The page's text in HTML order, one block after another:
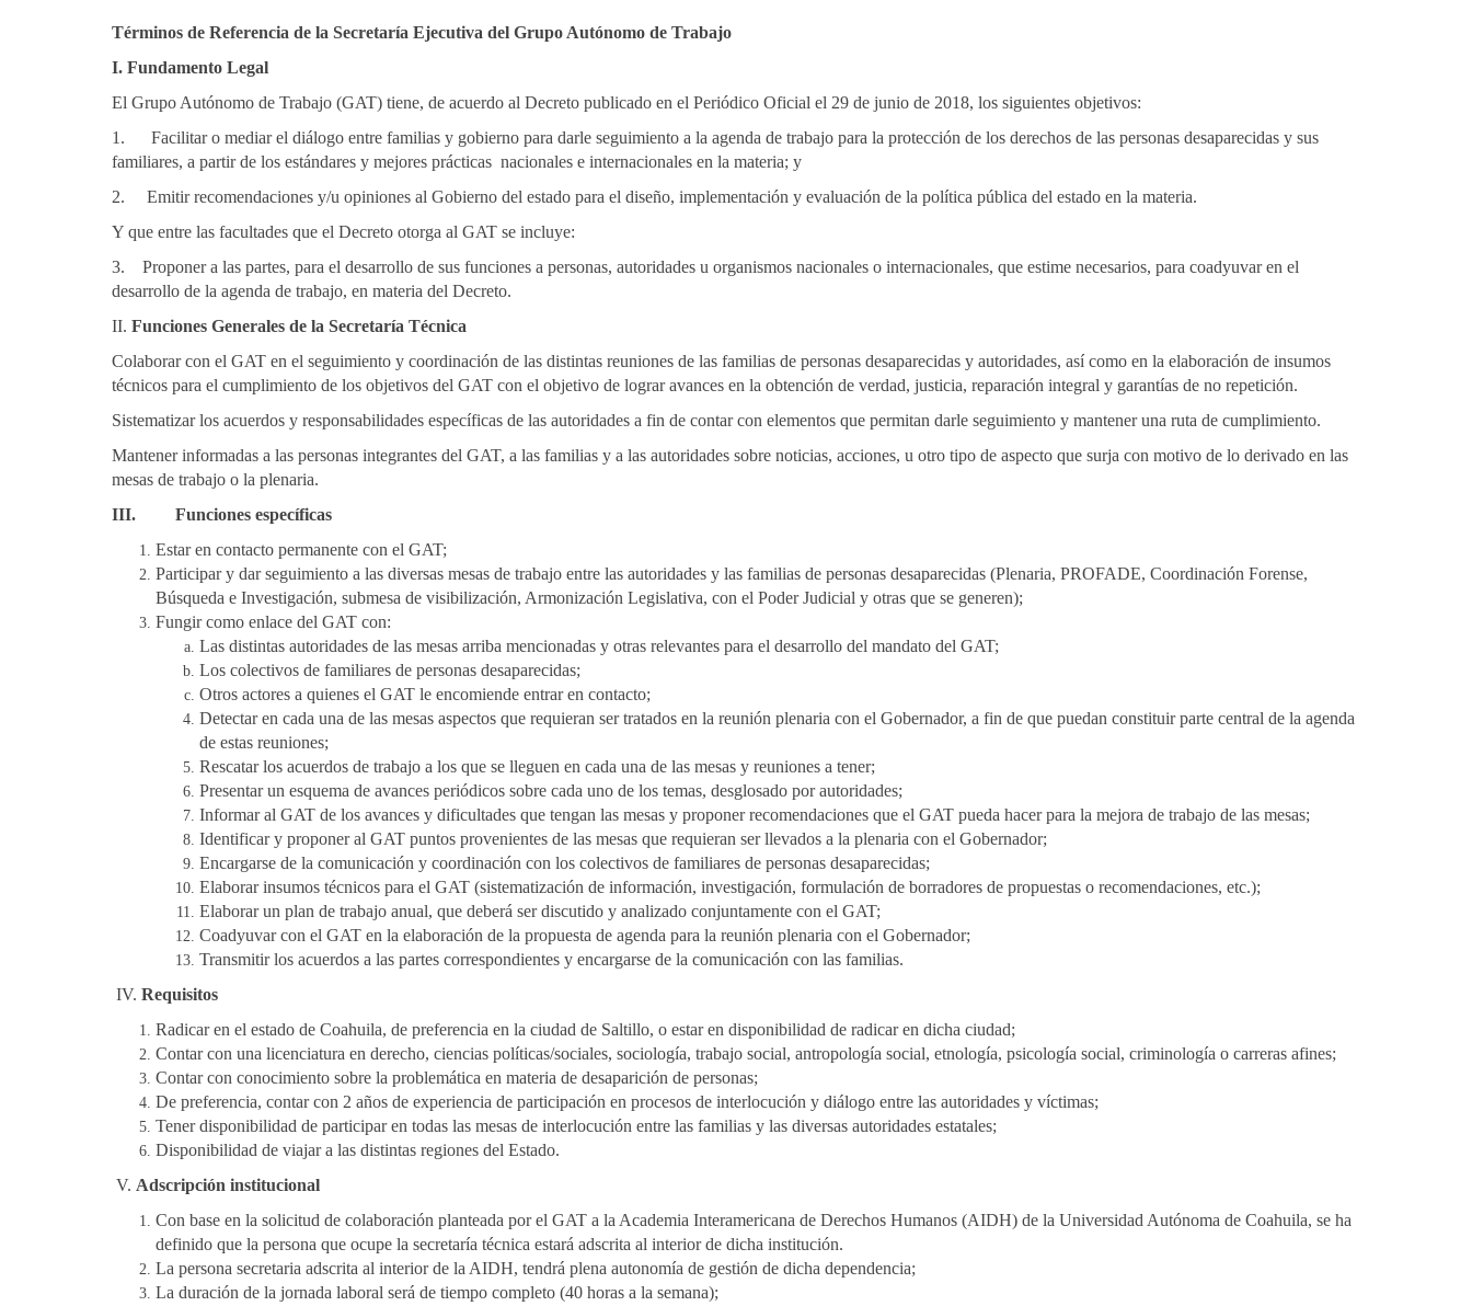
Términos de Referencia de la Secretaría Ejecutiva del Grupo Autónomo de Trabajo
I. Fundamento Legal
El Grupo Autónomo de Trabajo (GAT) tiene, de acuerdo al Decreto publicado en el Periódico Oficial el 29 de junio de 2018, los siguientes objetivos:
1.
Facilitar o mediar el diálogo entre familias y gobierno para darle seguimiento a la agenda de trabajo para la protección de los derechos de las personas desaparecidas y sus
familiares, a partir de los estándares y mejores prácticas nacionales e internacionales en la materia; y
2.
Emitir recomendaciones y/u opiniones al Gobierno del estado para el diseño, implementación y evaluación de la política pública del estado en la materia.
Y que entre las facultades que el Decreto otorga al GAT se incluye:
3.
Proponer a las partes, para el desarrollo de sus funciones a personas, autoridades u organismos nacionales o internacionales, que estime necesarios, para coadyuvar en el
desarrollo de la agenda de trabajo, en materia del Decreto.
II. Funciones Generales de la Secretaría Técnica
Colaborar con el GAT en el seguimiento y coordinación de las distintas reuniones de las familias de personas desaparecidas y autoridades, así como en la elaboración de insumos
técnicos para el cumplimiento de los objetivos del GAT con el objetivo de lograr avances en la obtención de verdad, justicia, reparación integral y garantías de no repetición.
Sistematizar los acuerdos y responsabilidades específicas de las autoridades a fin de contar con elementos que permitan darle seguimiento y mantener una ruta de cumplimiento.
Mantener informadas a las personas integrantes del GAT, a las familias y a las autoridades sobre noticias, acciones, u otro tipo de aspecto que surja con motivo de lo derivado en las
mesas de trabajo o la plenaria.
III.
Funciones específicas
Estar en contacto permanente con el GAT;
Participar y dar seguimiento a las diversas mesas de trabajo entre las autoridades y las familias de personas desaparecidas (Plenaria, PROFADE, Coordinación Forense,
Búsqueda e Investigación, submesa de visibilización, Armonización Legislativa, con el Poder Judicial y otras que se generen);
Fungir como enlace del GAT con:
Las distintas autoridades de las mesas arriba mencionadas y otras relevantes para el desarrollo del mandato del GAT;
Los colectivos de familiares de personas desaparecidas;
Otros actores a quienes el GAT le encomiende entrar en contacto;
Detectar en cada una de las mesas aspectos que requieran ser tratados en la reunión plenaria con el Gobernador, a fin de que puedan constituir parte central de la agenda
de estas reuniones;
Rescatar los acuerdos de trabajo a los que se lleguen en cada una de las mesas y reuniones a tener;
Presentar un esquema de avances periódicos sobre cada uno de los temas, desglosado por autoridades;
Informar al GAT de los avances y dificultades que tengan las mesas y proponer recomendaciones que el GAT pueda hacer para la mejora de trabajo de las mesas;
Identificar y proponer al GAT puntos provenientes de las mesas que requieran ser llevados a la plenaria con el Gobernador;
Encargarse de la comunicación y coordinación con los colectivos de familiares de personas desaparecidas;
Elaborar insumos técnicos para el GAT (sistematización de información, investigación, formulación de borradores de propuestas o recomendaciones, etc.);
Elaborar un plan de trabajo anual, que deberá ser discutido y analizado conjuntamente con el GAT;
Coadyuvar con el GAT en la elaboración de la propuesta de agenda para la reunión plenaria con el Gobernador;
Transmitir los acuerdos a las partes correspondientes y encargarse de la comunicación con las familias.
IV. Requisitos
Radicar en el estado de Coahuila, de preferencia en la ciudad de Saltillo, o estar en disponibilidad de radicar en dicha ciudad;
Contar con una licenciatura en derecho, ciencias políticas/sociales, sociología, trabajo social, antropología social, etnología, psicología social, criminología o carreras afines;
Contar con conocimiento sobre la problemática en materia de desaparición de personas;
De preferencia, contar con 2 años de experiencia de participación en procesos de interlocución y diálogo entre las autoridades y víctimas;
Tener disponibilidad de participar en todas las mesas de interlocución entre las familias y las diversas autoridades estatales;
Disponibilidad de viajar a las distintas regiones del Estado.
V. Adscripción institucional
Con base en la solicitud de colaboración planteada por el GAT a la Academia Interamericana de Derechos Humanos (AIDH) de la Universidad Autónoma de Coahuila, se ha
definido que la persona que ocupe la secretaría técnica estará adscrita al interior de dicha institución.
La persona secretaria adscrita al interior de la AIDH, tendrá plena autonomía de gestión de dicha dependencia;
La duración de la jornada laboral será de tiempo completo (40 horas a la semana);